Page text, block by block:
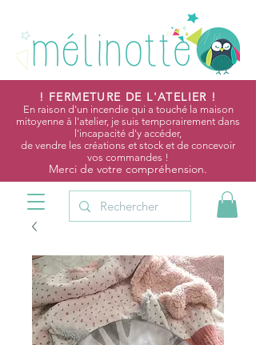
! FERMETURE DE L'ATELIER !
En raison d'un incendie qui a touché la maison
mitoyenne à l'atelier, je suis temporairement dans
l'incapacité d'y accéder,
de vendre les créations et stock et de concevoir
vos commandes !
Merci de votre compréhension.